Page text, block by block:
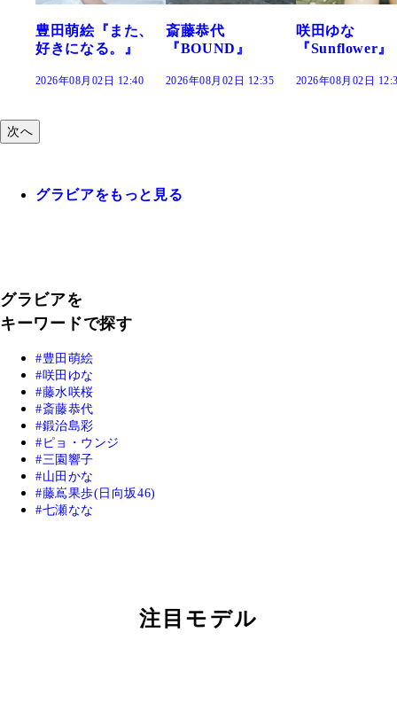
また、
。』
日 12:40
斎藤恭代
『BOUND』
2026年08月02日 12:35
咲田ゆな
『Sunflower』
2026年08月02日 12:30
藤水咲桜
だまり』
2026年08月
次へ
グラビアをもっと見る
グラビアを
キーワードで探す
豊田萌絵
咲田ゆな
藤水咲桜
斎藤恭代
鍛治島彩
ピョ・ウンジ
三園響子
山田かな
藤嶌果歩(日向坂46)
七瀬なな
注目モデル